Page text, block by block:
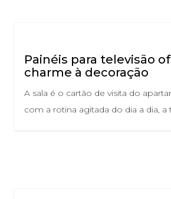
Painéis para televisão
charme à decoração
A sala é o cartão de visita do
com a rotina agitada do dia a dia, a